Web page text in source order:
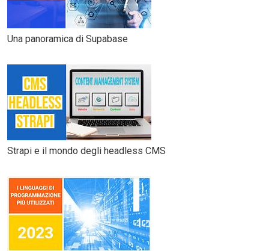
Una panoramica di Supabase
Strapi e il mondo degli headless CMS